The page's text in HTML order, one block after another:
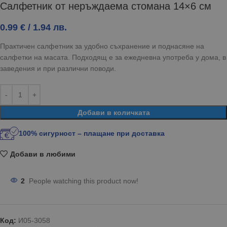
Салфетник от неръждаема стомана 14×6 см
0.99 € / 1.94 лв.
Практичен салфетник за удобно съхранение и поднасяне на
салфетки на масата. Подходящ е за ежедневна употреба у дома, в
заведения и при различни поводи.
Добави в количката
100% сигурност – плащане при доставка
Добави в любими
2 People watching this product now!
Код: И05-3058